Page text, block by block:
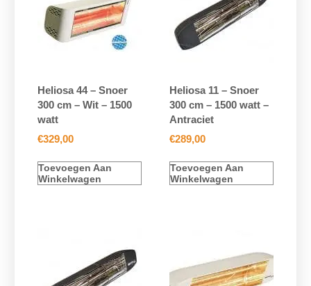
Heliosa 44 – Snoer
300 cm – Wit – 1500
watt
€329,00
Toevoegen Aan
Winkelwagen
Heliosa 11 – Snoer
300 cm – 1500 watt –
Antraciet
€289,00
Toevoegen Aan
Winkelwagen